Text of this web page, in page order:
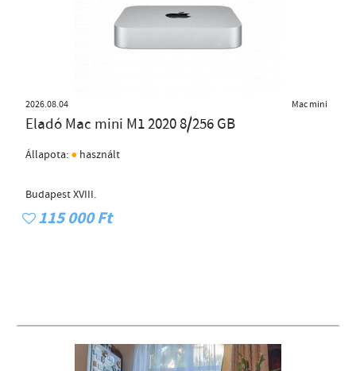
2026.08.04 Mac mini
Eladó Mac mini M1 2020 8/256 GB
Állapota: ● használt
Budapest XVIII.
115 000 Ft